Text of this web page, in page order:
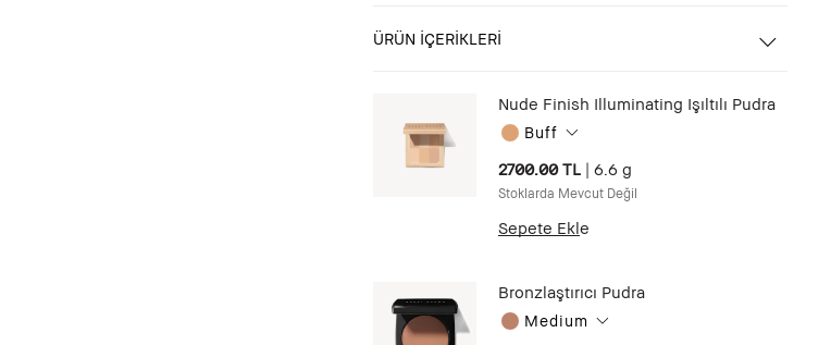
ÜRÜN İÇERİKLERİ
Nude Finish Illuminating Işıltılı Pudra
Buff
2700.00 TL | 6.6 g
Stoklarda Mevcut Değil
Sepete Ekle
Bronzlaştırıcı Pudra
Medium